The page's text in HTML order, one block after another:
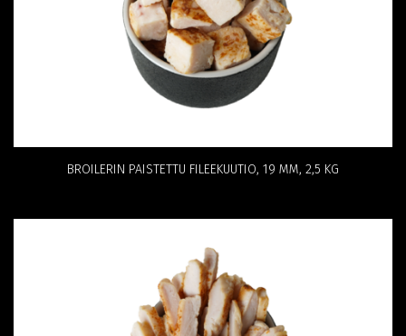
BROILERIN PAISTETTU FILEEKUUTIO, 19 MM, 2,5 KG